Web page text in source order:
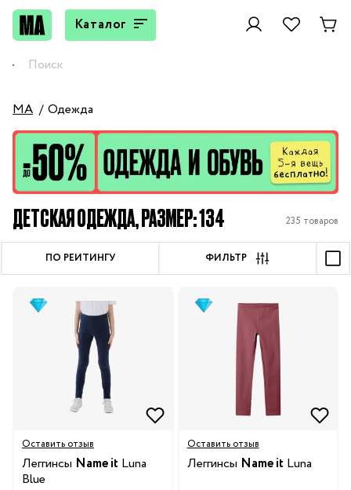
Каталог
MA Одежда
ДЕТСКАЯ ОДЕЖДА, РАЗМЕР: 134 235 товаров
ПО РЕЙТИНГУ ФИЛЬТР
Оставить отзыв
Леггинсы Name it Luna
Blue
Оставить отзыв
Леггинсы Name it Luna